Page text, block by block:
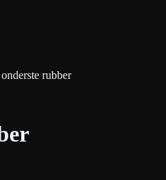
rubber